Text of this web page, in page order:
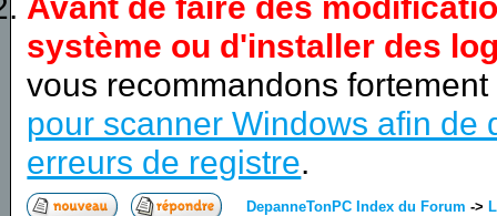
système ou d'installer des
vous recommandons
pour scanner Windows afin de
erreurs de registre.
DepanneTonPC Index du Forum ->